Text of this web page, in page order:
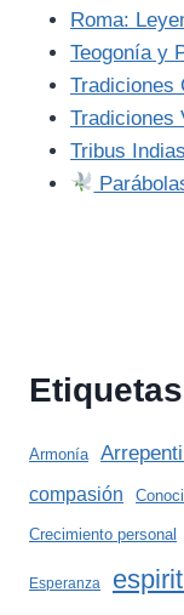
Roma:
Teogonía y
Tradiciones
Tradiciones
Tribus
Etiquetas
Armonía
compasión
Crecimiento personal
Esperanza